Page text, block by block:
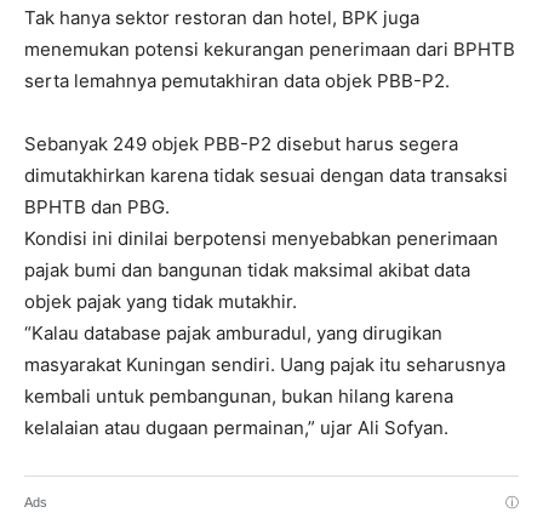
Tak hanya sektor restoran dan hotel, BPK juga
menemukan potensi kekurangan penerimaan dari BPHTB
serta lemahnya pemutakhiran data objek PBB-P2.
Sebanyak 249 objek PBB-P2 disebut harus segera
dimutakhirkan karena tidak sesuai dengan data transaksi
BPHTB dan PBG.
Kondisi ini dinilai berpotensi menyebabkan penerimaan
pajak bumi dan bangunan tidak maksimal akibat data
objek pajak yang tidak mutakhir.
“Kalau database pajak amburadul, yang dirugikan
masyarakat Kuningan sendiri. Uang pajak itu seharusnya
kembali untuk pembangunan, bukan hilang karena
kelalaian atau dugaan permainan,” ujar Ali Sofyan.
Ads ⓘ